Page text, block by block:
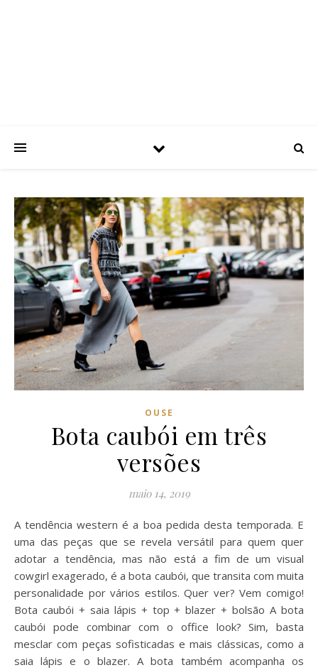
OUSE
Bota caubói em três
versões
maio 14, 2019
A tendência western é a boa pedida desta temporada. E
uma das peças que se revela versátil para quem quer
adotar a tendência, mas não está a fim de um visual
cowgirl exagerado, é a bota caubói, que transita com muita
personalidade por vários estilos. Quer ver? Vem comigo!
Bota caubói + saia lápis + top + blazer + bolsão A bota
caubói pode combinar com o office look? Sim, basta
mesclar com peças sofisticadas e mais clássicas, como a
saia lápis e o blazer. A bota também acompanha os